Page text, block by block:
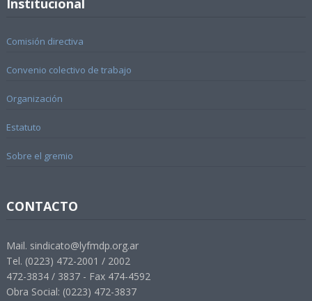
Institucional
Comisión directiva
Convenio colectivo de trabajo
Organización
Estatuto
Sobre el gremio
CONTACTO
Mail. sindicato@lyfmdp.org.ar
Tel. (0223) 472-2001 / 2002
472-3834 / 3837 - Fax 474-4592
Obra Social: (0223) 472-3837